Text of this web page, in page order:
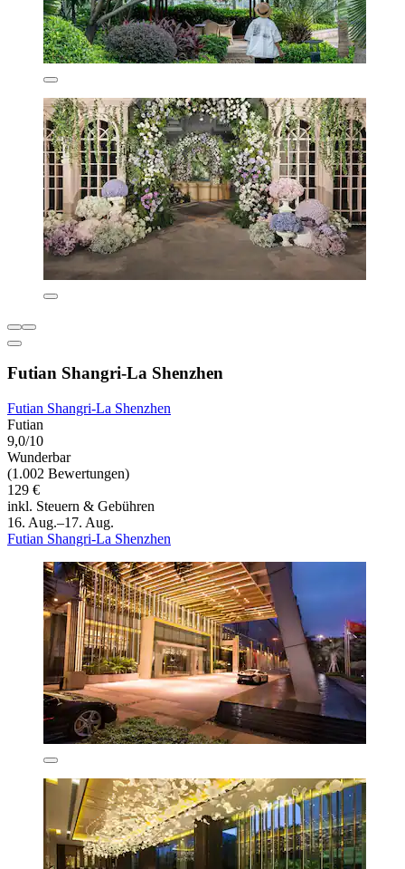
Futian Shangri-La Shenzhen
Futian Shangri-La Shenzhen
Futian
9,0/10
Wunderbar
(1.002 Bewertungen)
129 €
inkl. Steuern & Gebühren
16. Aug.–17. Aug.
Futian Shangri-La Shenzhen